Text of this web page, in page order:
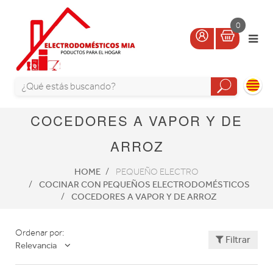
0
COCEDORES A VAPOR Y DE
ARROZ
HOME PEQUEÑO ELECTRO
COCINAR CON PEQUEÑOS ELECTRODOMÉSTICOS
COCEDORES A VAPOR Y DE ARROZ
Ordenar por:
Relevancia
Filtrar